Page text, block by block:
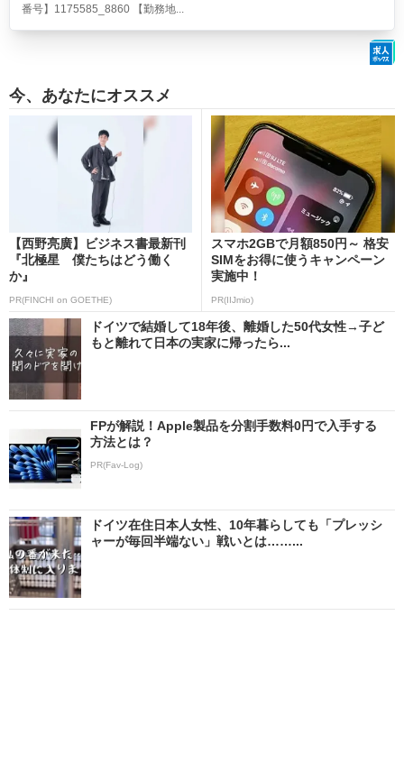
番号】1175585_8860 【勤務地...
今、あなたにオススメ
【西野亮廣】ビジネス書最新刊
『北極星 僕たちはどう働く
か』
PR(FINCHI on GOETHE)
スマホ2GBで月額850円～ 格安
SIMをお得に使うキャンペーン
実施中！
PR(IIJmio)
ドイツで結婚して18年後、離婚した50代女性→子ど
もと離れて日本の実家に帰ったら...
FPが解説！Apple製品を分割手数料0円で入手する
方法とは？
PR(Fav-Log)
ドイツ在住日本人女性、10年暮らしても「プレッシ
ャーが毎回半端ない」戦いとは……...